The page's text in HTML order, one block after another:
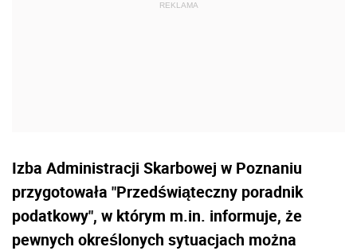
Izba Administracji Skarbowej w Poznaniu
przygotowała "Przedświąteczny poradnik
podatkowy", w którym m.in. informuje, że
pewnych określonych sytuacjach można